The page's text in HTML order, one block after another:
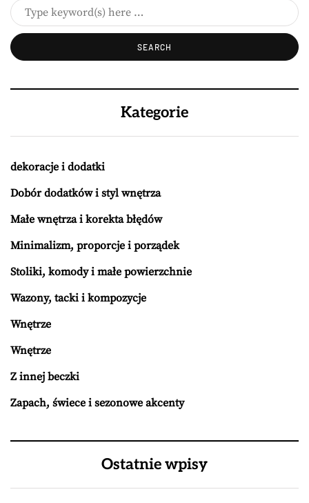
Kategorie
dekoracje i dodatki
Dobór dodatków i styl wnętrza
Małe wnętrza i korekta błędów
Minimalizm, proporcje i porządek
Stoliki, komody i małe powierzchnie
Wazony, tacki i kompozycje
Wnętrze
Wnętrze
Z innej beczki
Zapach, świece i sezonowe akcenty
Ostatnie wpisy